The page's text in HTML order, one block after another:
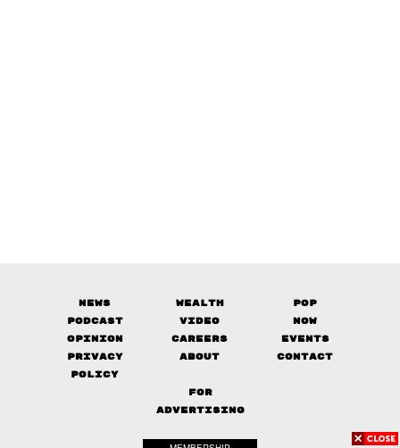
News Wealth
Pop
Podcast
Video
Now
Opinion
Careers
Events
Privacy
Policy
About Contact
FOR
ADVERTISING